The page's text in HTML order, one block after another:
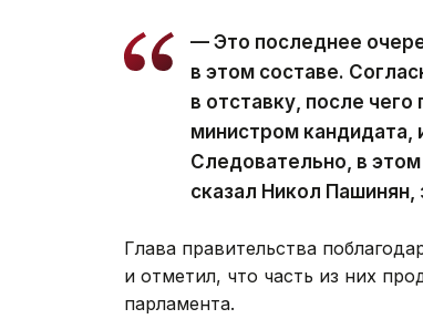
— Это последнее
в этом составе.
в отставку, после
министром кандидата,
Следовательно, в
сказал Никол Пашинян,
Глава правительства
и отметил, что часть из них
парламента.